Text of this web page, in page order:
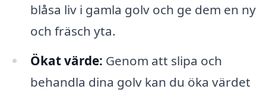
blåsa liv i gamla golv och ge dem en ny
och fräsch yta.
Ökat värde: Genom att slipa och
behandla dina golv kan du öka värdet